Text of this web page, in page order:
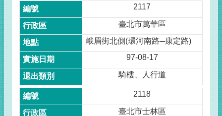
2117
臺北市萬華區
峨眉街北側(環河南路─康定路)
97-08-17
騎樓、人行道
2118
臺北市士林區